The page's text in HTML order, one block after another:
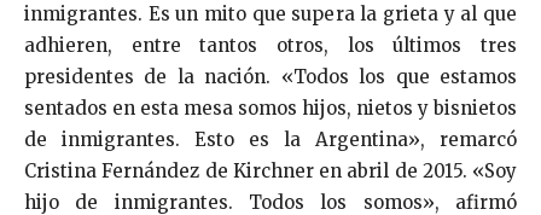
inmigrantes. Es un mito que supera la grieta y al que
adhieren, entre tantos otros, los últimos tres
presidentes de la nación. «Todos los que estamos
sentados en esta mesa somos hijos, nietos y bisnietos
de inmigrantes. Esto es la Argentina», remarcó
Cristina Fernández de Kirchner en abril de 2015. «Soy
hijo de inmigrantes. Todos los somos», afirmó